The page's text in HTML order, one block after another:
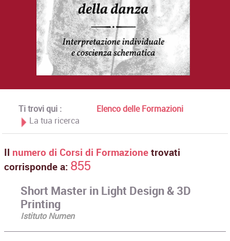
Ti trovi qui :
Elenco delle Formazioni
La tua ricerca
Il numero di Corsi di Formazionetrovati
corrisponde a: 855
Short Master in Light Design & 3D
Printing
Istituto Numen